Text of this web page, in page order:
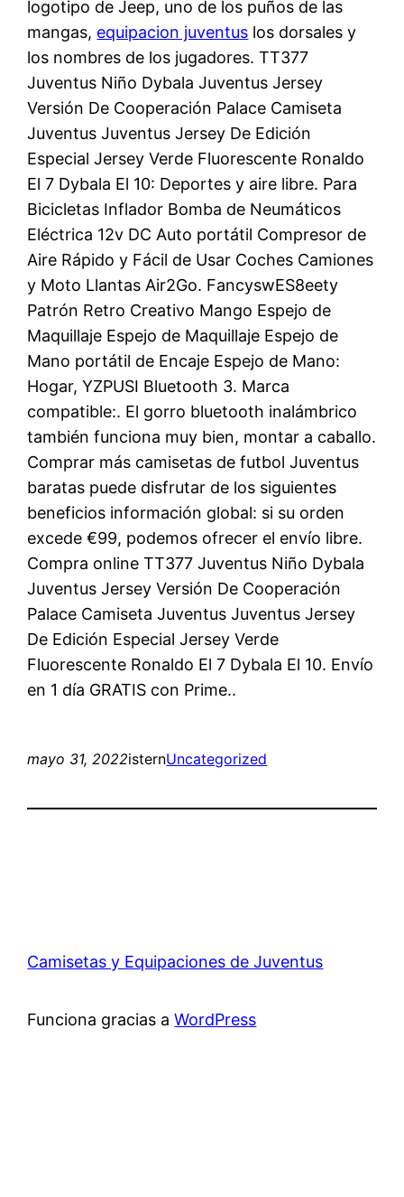
logotipo de Jeep, uno de los puños de las
mangas, equipacion juventus los dorsales y
los nombres de los jugadores. TT377
Juventus Niño Dybala Juventus Jersey
Versión De Cooperación Palace Camiseta
Juventus Juventus Jersey De Edición
Especial Jersey Verde Fluorescente Ronaldo
El 7 Dybala El 10: Deportes y aire libre. Para
Bicicletas Inflador Bomba de Neumáticos
Eléctrica 12v DC Auto portátil Compresor de
Aire Rápido y Fácil de Usar Coches Camiones
y Moto Llantas Air2Go. FancyswES8eety
Patrón Retro Creativo Mango Espejo de
Maquillaje Espejo de Maquillaje Espejo de
Mano portátil de Encaje Espejo de Mano:
Hogar, YZPUSI Bluetooth 3. Marca
compatible:. El gorro bluetooth inalámbrico
también funciona muy bien, montar a caballo.
Comprar más camisetas de futbol Juventus
baratas puede disfrutar de los siguientes
beneficios información global: si su orden
excede €99, podemos ofrecer el envío libre.
Compra online TT377 Juventus Niño Dybala
Juventus Jersey Versión De Cooperación
Palace Camiseta Juventus Juventus Jersey
De Edición Especial Jersey Verde
Fluorescente Ronaldo El 7 Dybala El 10. Envío
en 1 día GRATIS con Prime..
mayo 31, 2022isternUncategorized
Camisetas y Equipaciones de Juventus
Funciona gracias aWordPress